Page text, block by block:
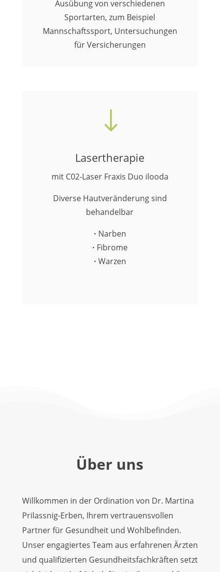
Ausübung von verschiedenen
Sportarten, zum Beispiel
Mannschaftssport, Untersuchungen
für Versicherungen
"
Lasertherapie
mit C02-Laser Fraxis Duo ilooda
Diverse Hautveränderung sind
behandelbar
· Narben
· Fibrome
· Warzen
Über uns
Willkommen in der Ordination von Dr. Martina
Prilassnig-Erben, Ihrem vertrauensvollen
Partner für Gesundheit und Wohlbefinden.
Unser engagiertes Team aus erfahrenen Ärzten
und qualifizierten Gesundheitsfachkräften setzt